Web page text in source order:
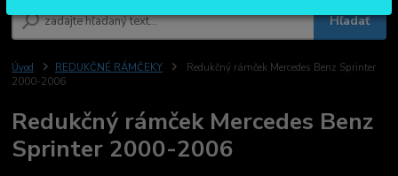
Hľadať
Úvod REDUKČNÉ RÁMČEKY
Redukčný rámček Mercedes Benz Sprinter
2000-2006
Redukčný rámček Mercedes Benz
Sprinter 2000-2006